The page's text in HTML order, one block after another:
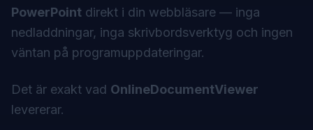
PowerPoint direkt i din webbläsare — inga
nedladdningar, inga skrivbordsverktyg och ingen
väntan på programuppdateringar.
Det är exakt vad OnlineDocumentViewer
levererar.